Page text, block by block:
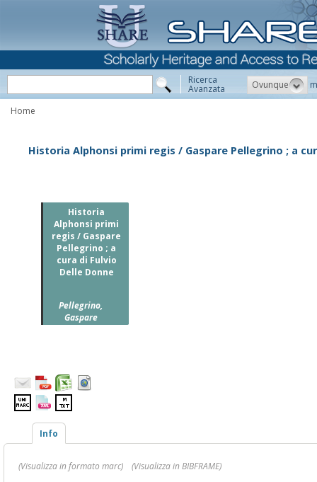
Ricerca
Avanzata Ovunque
Home
Historia Alphonsi primi regis / Gaspare Pellegrino ; a
Historia
Alphonsi primi
regis / Gaspare
Pellegrino ; a
cura di Fulvio
Delle Donne
Pellegrino,
Gaspare
Info
(Visualizza in formato marc)
(Visualizza in BIBFRAME)